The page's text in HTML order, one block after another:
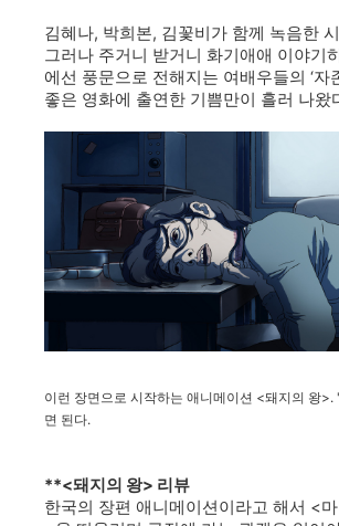
김혜나, 박희본, 김꽃비가 함께 녹음한
그러나 주거니 받거니 화기애애 이야기
에선 풍문으로 전해지는 여배우들의 ‘자
좋은 영화에 출연한 기쁨만이 흘러 나왔
이런 장면으로 시작하는 애니메이션 <돼지의 왕>.
면 된다.
**<돼지의 왕> 리뷰
한국의 장편 애니메이션이라고 해서 <